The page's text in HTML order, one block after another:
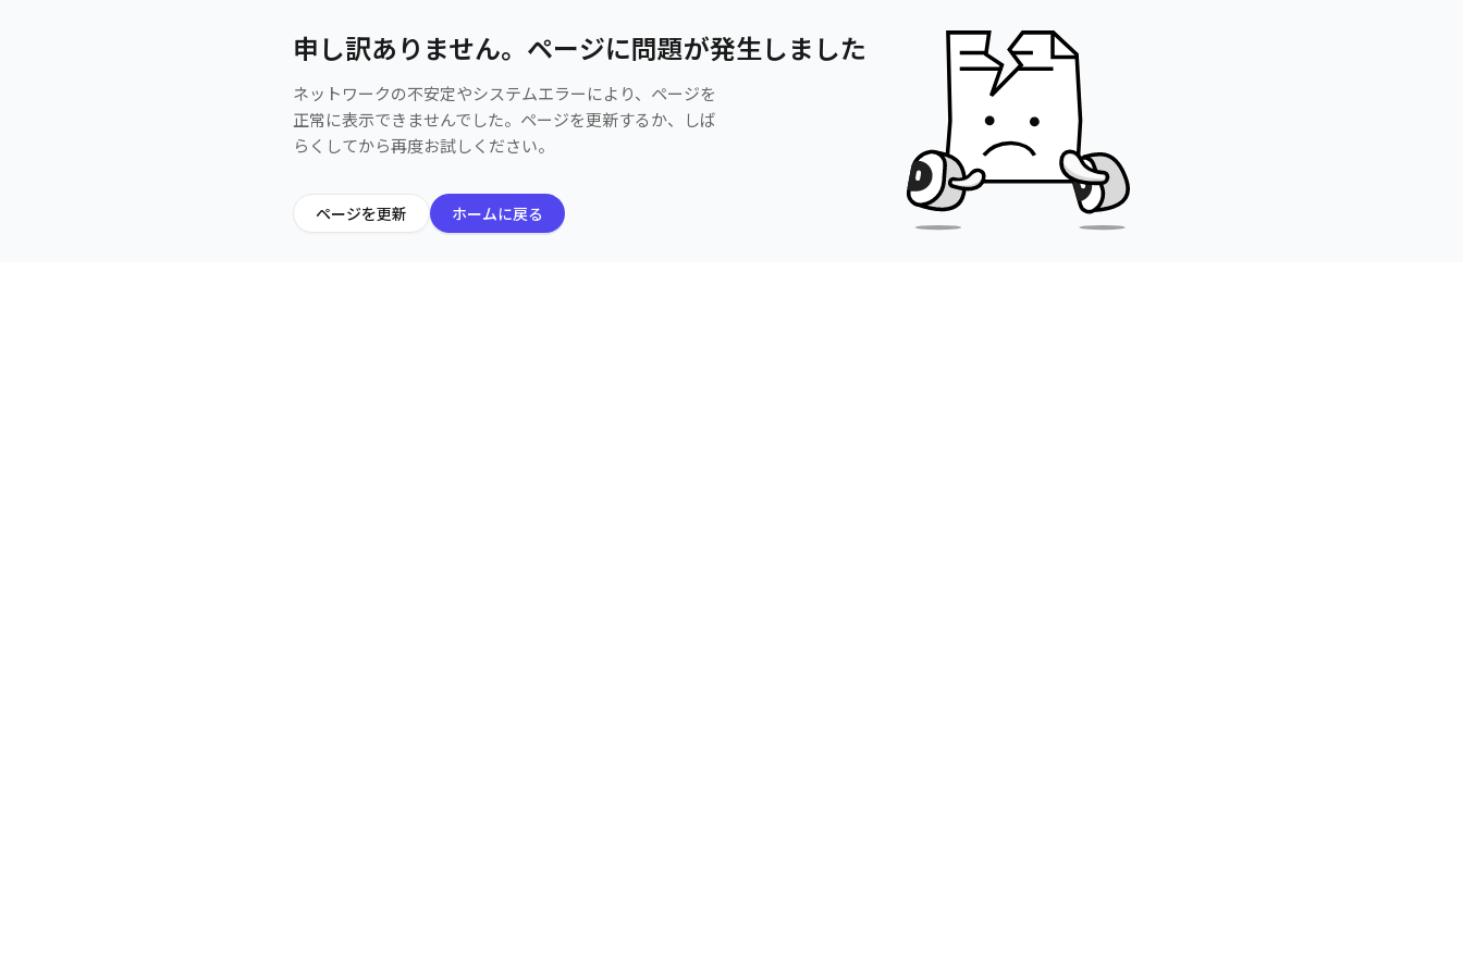
申し訳ありません。ページに問題が発生しました
ネットワークの不安定やシステムエラーにより、ページを
正常に表示できませんでした。ページを更新するか、しば
らくしてから再度お試しください。
ページを更新 ホームに戻る